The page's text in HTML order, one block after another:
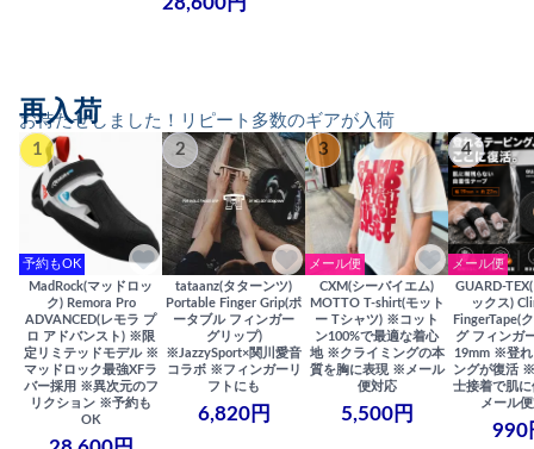
28,600円
お待たせしました！リピート多数のギアが入荷
再入荷
1
予約もOK
MadRock(マッドロッ
ク) Remora Pro
ADVANCED(レモラ プ
ロ アドバンスト) ※限
定リミテッドモデル ※
マッドロック最強XFラ
バー採用 ※異次元のフ
リクション ※予約も
OK
2
tataanz(タターンツ)
Portable Finger Grip(ポ
ータブル フィンガー
グリップ)
※JazzySport×関川愛音
コラボ ※フィンガーリ
フトにも
6,820円
3
メール便
CXM(シーバイエム)
MOTTO T-shirt(モット
ー Tシャツ) ※コット
ン100%で最適な着心
地 ※クライミングの本
質を胸に表現 ※メール
便対応
5,500円
4
メール便
GUARD-
ックス)
FingerTape(
グ フィンガ
19mm ※登れ
ングが復活
士接着で肌
メール
990